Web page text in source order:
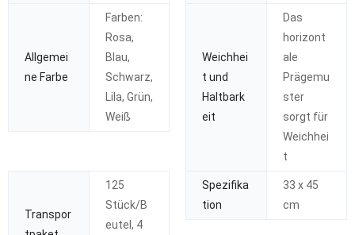
Allgemei
ne Farbe
Farben:
Rosa,
Blau,
Schwarz,
Lila, Grün,
Weiß
Weichhei
t und
Haltbark
eit
Das
horizont
ale
Prägemu
ster
sorgt für
Weichhei
t
Transpor
125
Stück/B
eutel, 4
Spezifika
tion
33 x 45
cm